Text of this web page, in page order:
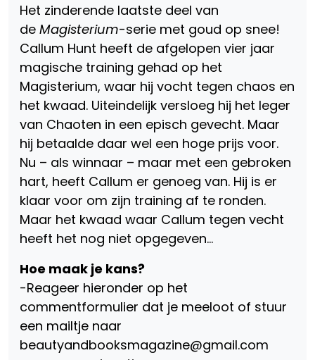
Het zinderende laatste deel van
de Magisterium-serie met goud op snee!
Callum Hunt heeft de afgelopen vier jaar
magische training gehad op het
Magisterium, waar hij vocht tegen chaos en
het kwaad. Uiteindelijk versloeg hij het leger
van Chaoten in een episch gevecht. Maar
hij betaalde daar wel een hoge prijs voor.
Nu – als winnaar – maar met een gebroken
hart, heeft Callum er genoeg van. Hij is er
klaar voor om zijn training af te ronden.
Maar het kwaad waar Callum tegen vecht
heeft het nog niet opgegeven…
Hoe maak je kans?
-Reageer hieronder op het
commentformulier dat je meeloot of stuur
een mailtje naar
beautyandbooksmagazine@gmail.com